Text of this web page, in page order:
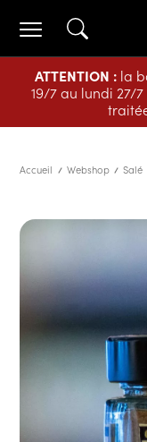
ATTENTION :la
19/7 au lundi 27/
Accueil Webshop Salé